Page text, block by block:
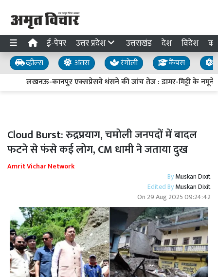
ई-पेपर उत्तर प्रदेश उत्तराखंड देश विदेश
व्हील्स अंतस रंगोली कैंपस
लखनऊ-कानपुर एक्सप्रेसवे धंसने की जांच तेज : डामर-मिट्टी के नमूने
Cloud Burst: रुद्रप्रयाग, चमोली जनपदों में बादल
फटने से फंसे कई लोग, CM धामी ने जताया दुख
Amrit Vichar Network
ByMuskan Dixit
Edited ByMuskan Dixit
On 29 Aug 2025 09:24:42